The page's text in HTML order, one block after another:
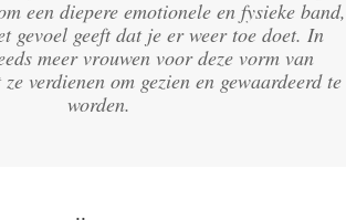
een diepere emotionele en fysieke band,
gevoel geeft dat je er weer toe doet. In
meer vrouwen voor deze vorm van
verdienen om gezien en gewaardeerd te
worden.